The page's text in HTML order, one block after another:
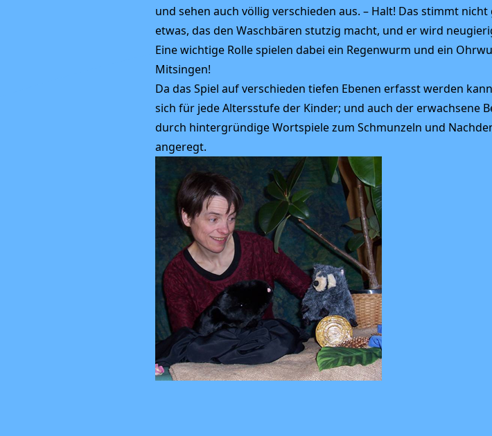
und sehen auch völlig verschieden aus. – Halt! Das stimmt nicht
etwas, das den Waschbären stutzig macht, und er wird
Eine wichtige Rolle spielen dabei ein Regenwurm und ein
Mitsingen!
Da das Spiel auf verschieden tiefen Ebenen erfasst werden
sich für jede Altersstufe der Kinder; und auch der erwachsene
durch hintergründige Wortspiele zum Schmunzeln und
angeregt.